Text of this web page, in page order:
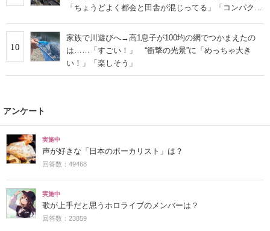
「ちょうどよく都会と田舎が混じってる」「コンパクト
10
家族で川遊びへ→高1息子が100均の網でつかまえたの
は……「すごい！」 “衝撃の光景”に「めっちゃ大き
い！」「楽しそう」
アンケート
実施中
声が好きな「日本のボーカリスト」は？
回答数：49468
実施中
歌が上手だと思うホロライブのメンバーは？
回答数：23859